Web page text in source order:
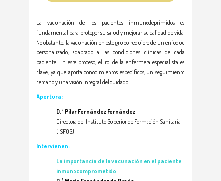
La vacunación de los pacientes inmunodeprimidos es
fundamental para proteger su salud y mejorar su calidad de vida.
No obstante, la vacunación en este grupo requiere de un enfoque
personalizado, adaptado a las condiciones clínicas de cada
paciente. En este proceso, el rol de la enfermera especialista es
clave, ya que aporta conocimientos específicos, un seguimiento
cercano y una visión integral del cuidado.
Apertura:
D.ª Pilar Fernández Fernández
Directora del Instituto Superior de Formación Sanitaria
(ISFOS)
Intervienen:
La importancia de la vacunación en el paciente
inmunocomprometido